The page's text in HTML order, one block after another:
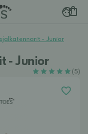
- Junior
- Junior
(5)